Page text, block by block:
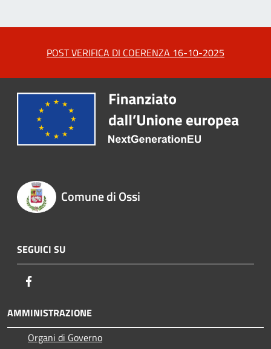
POST VERIFICA DI COERENZA 16-10-2025
Comune di Ossi
SEGUICI SU
AMMINISTRAZIONE
Organi di Governo